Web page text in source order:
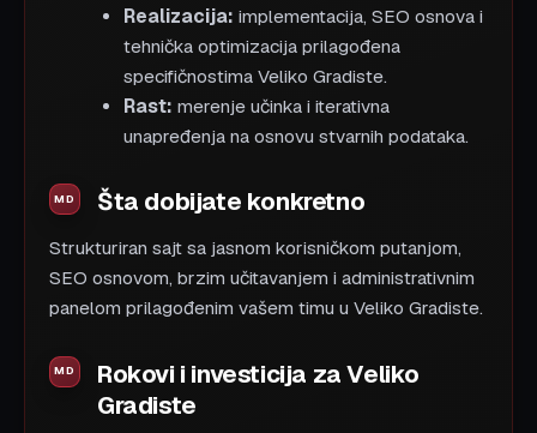
Realizacija: implementacija, SEO osnova i
tehnička optimizacija prilagođena
specifičnostima Veliko Gradiste.
Rast: merenje učinka i iterativna
unapređenja na osnovu stvarnih podataka.
Šta dobijate konkretno
Strukturiran sajt sa jasnom korisničkom putanjom,
SEO osnovom, brzim učitavanjem i administrativnim
panelom prilagođenim vašem timu u Veliko Gradiste.
Rokovi i investicija za Veliko
Gradiste